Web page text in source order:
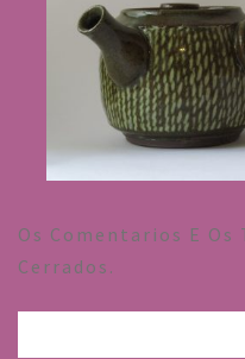
Os Comentarios E Os
Cerrados.